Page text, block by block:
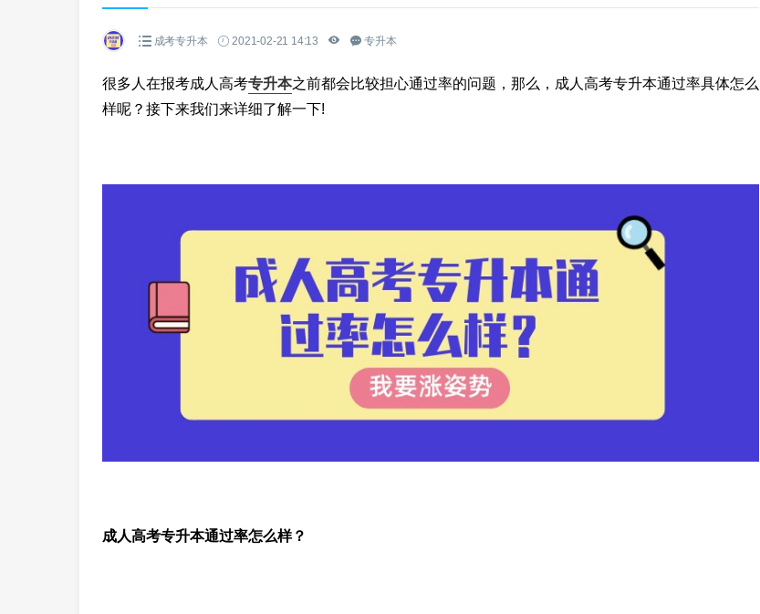
成考专升本 2021-02-21 14:13 专升本
很多人在报考成人高考专升本之前都会比较担心通过率的问题，那么，成人高考专升本通过率具体怎么
样呢？接下来我们来详细了解一下!
成人高考专升本通过率怎么样？